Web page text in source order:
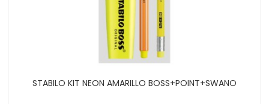
STABILO KIT NEON AMARILLO BOSS+POINT+SWANO